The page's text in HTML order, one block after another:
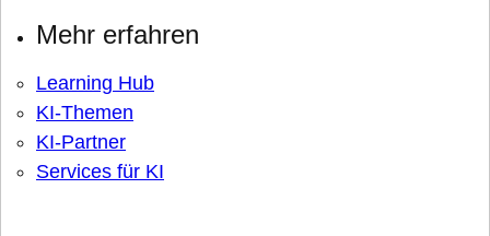
Mehr erfahren
Learning Hub
KI-Themen
KI-Partner
Services für KI